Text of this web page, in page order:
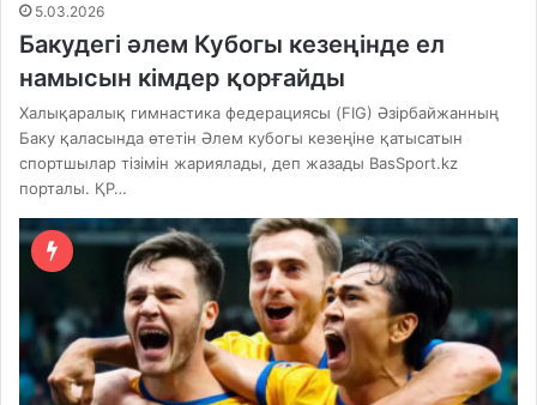
5.03.2026
Бакудегі әлем Кубогы кезеңінде ел
намысын кімдер қорғайды
Халықаралық гимнастика федерациясы (FIG) Әзірбайжанның
Баку қаласында өтетін Әлем кубогы кезеңіне қатысатын
спортшылар тізімін жариялады, деп жазады BasSport.kz
порталы. ҚР…